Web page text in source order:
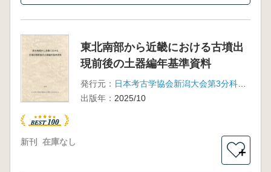
東北南部から近畿における古墳出
現前後の土器編年基準資料
発行元：
日本考古学協会新潟大会第3分科会有志
出版年： 2025/10
新刊 在庫なし
＋